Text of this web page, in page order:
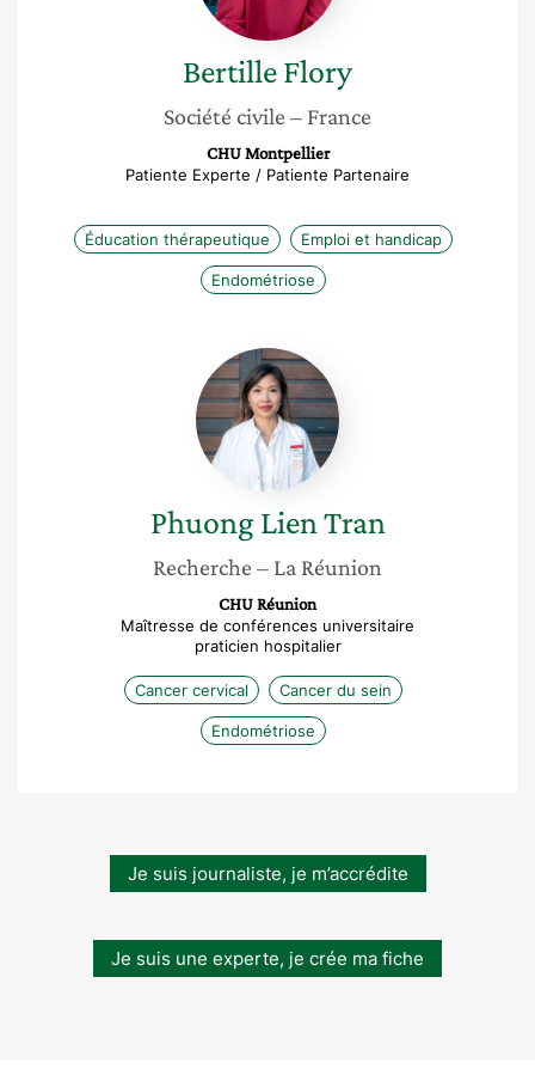
BertilleFlory
Société civile – France
CHU Montpellier
Patiente Experte / Patiente Partenaire
Éducation thérapeutique Emploi et handicap
Endométriose
Phuong
Lien
Tran
Phuong LienTran
Recherche – La Réunion
CHU Réunion
Maîtresse de conférences universitaire
praticien hospitalier
Cancer cervical Cancer du sein
Endométriose
Je suis journaliste, je m’accrédite
Je suis une experte, je crée ma fiche